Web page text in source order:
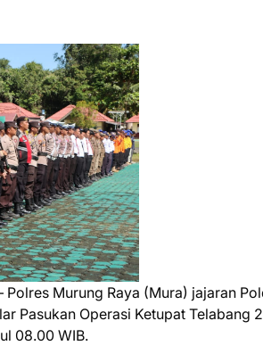
Murung Raya (Mura) jajaran
Pasukan Operasi Ketupat Telabang
08.00 WIB.